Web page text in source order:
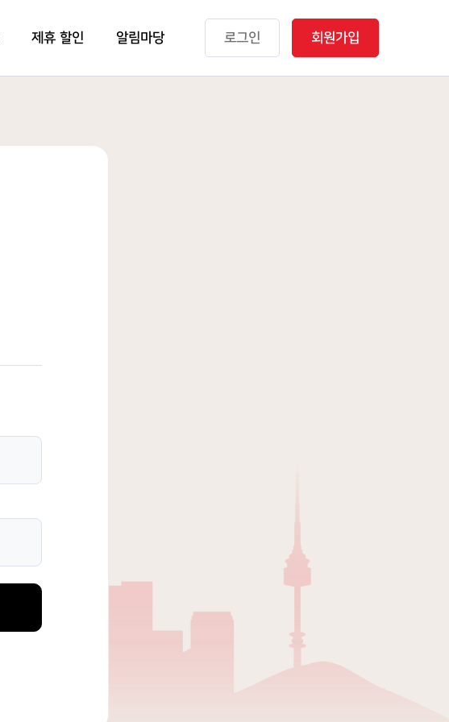
제휴 할인 알림마당 로그인 회원가입